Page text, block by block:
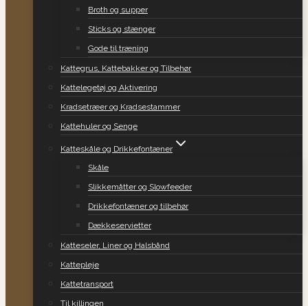
Broth og supper
Sticks og stænger
Gode til træning
Kattegrus, Kattebakker og Tilbehør
Kattelegetøj og Aktivering
Kradsetræer og Kradsestammer
Kattehuler og Senge
Katteskåle og Drikkefontæner
Skåle
Slikkemåtter og Slowfeeder
Drikkefontæner og tilbehør
Dækkeservietter
Katteseler, Liner og Halsbånd
Kattepleje
Kattetransport
Til killingen